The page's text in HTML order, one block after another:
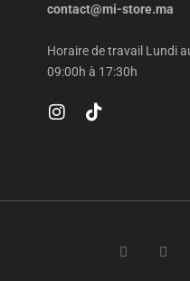
contact@mi-store.ma
Horaire de travail Lundi
09:00h à 17:30h